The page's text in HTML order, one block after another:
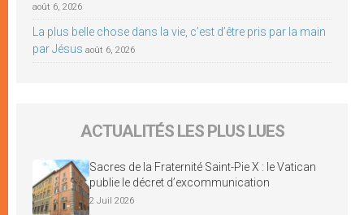
août 6, 2026
La plus belle chose dans la vie, c’est d’être pris par la main
par Jésus août 6, 2026
ACTUALITÉS LES PLUS LUES
Sacres de la Fraternité Saint-Pie X : le Vatican
publie le décret d’excommunication
2 Juil 2026